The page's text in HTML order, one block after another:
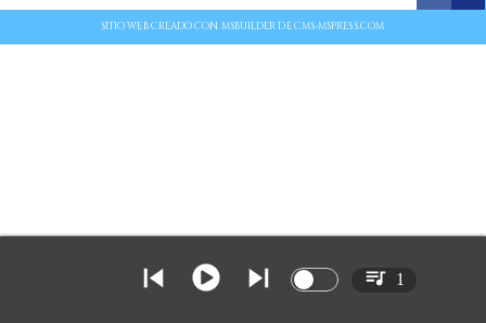
SITIO WEB CREADO CON MSBUILDER DE CMS-MSPRESS.COM
1